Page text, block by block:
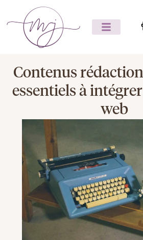
Contenus
essentiels à
web